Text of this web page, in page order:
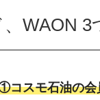
WAON 3
コスモ石油の会